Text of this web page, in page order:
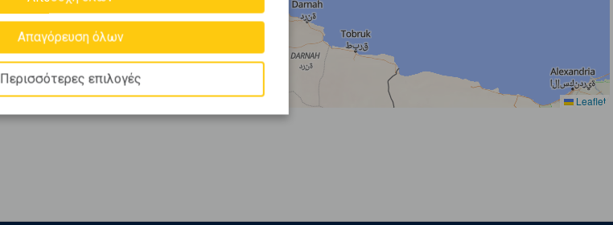
Leaflet
Απαγόρευση όλων
Περισσότερες επιλογές